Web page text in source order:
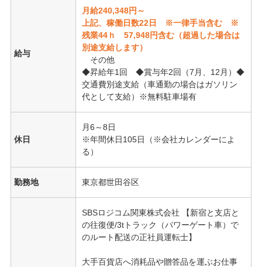
給与
月給240,348円～
上記、稼働日数22日 ※一律手当含む ※
残業44ｈ 57,948円含む（超過した場合は
別途支給します）
その他
◆昇給年1回 ◆賞与年2回（7月、12月）◆
交通費別途支給（車通勤の場合はガソリン
代として支給）※無料駐車場有
休日
月6～8日
※年間休日105日（※会社カレンダーによ
る）
勤務地 東京都世田谷区
SBSロジコム関東株式会社 【新宿と支店と
の往復便/3tトラック（パワーゲート車）で
のルート配送の正社員運転士】
大手百貨店へ消耗品や贈答品を運ぶお仕事